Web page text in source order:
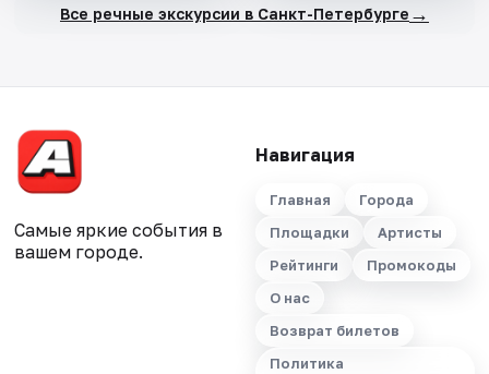
Все речные экскурсии в Санкт-Петербурге →
Самые яркие события в
вашем городе.
Навигация
Главная
Города
Площадки
Артисты
Рейтинги
Промокоды
О нас
Возврат билетов
Политика